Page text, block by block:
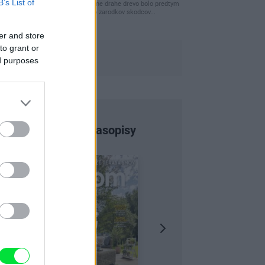
List of
and store
grant or
purposes
clovek by cakal ze vysusene drahe drevo bolo predtym
naparovane aby sa zbavilo zarodkov skodcov...
Najnovšie časopisy